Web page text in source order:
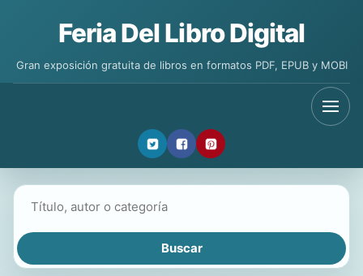
Feria Del Libro Digital
Gran exposición gratuita de libros en formatos PDF, EPUB y MOBI